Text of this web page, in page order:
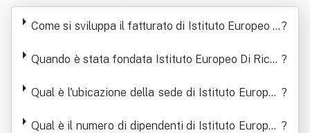
eo Di Ricerca Odontoiatrica Srl Impr
esa Sociale
Come si sviluppa il fatturato di Istituto Europeo D?
Quando è stata fondata Istituto Europeo Di Ricer ?
Qual è l'ubicazione della sede di Istituto Europeo ?
Qual è il numero di dipendenti di Istituto Europeo ?